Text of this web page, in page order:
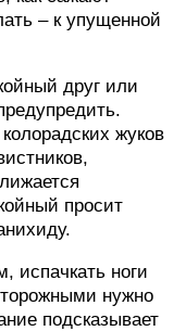
– к упущенной
друг или
жуков
просит
испачкать ноги
нужно
подсказывает